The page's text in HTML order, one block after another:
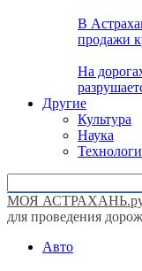
В
продажи
На
Другие
Культура
Наука
МОЯ
для проведения
Авто